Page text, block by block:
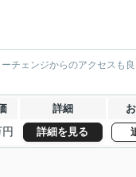
チェンジからのアクセスも
詳細
詳細を見る